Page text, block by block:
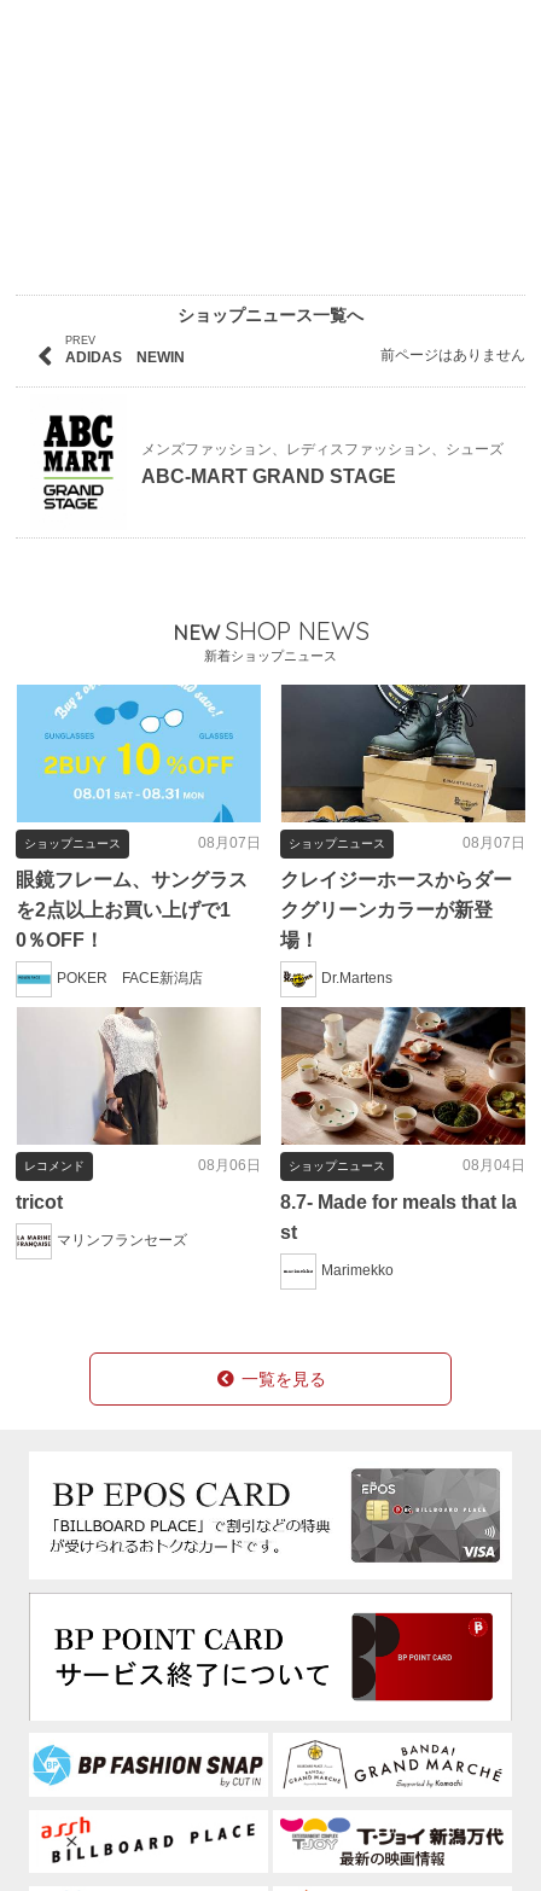
ショップニュース一覧へ
PREV
ADIDAS NEWIN 前ページはありません
メンズファッション、レディスファッション、シューズ
ABC-MART GRAND STAGE
NEW SHOP NEWS
新着ショップニュース
08月07日
ショップニュース
眼鏡フレーム、サングラス
を2点以上お買い上げで1
0％OFF！
POKER FACE新潟店
08月07日
ショップニュース
クレイジーホースからダー
クグリーンカラーが新登
場！
Dr.Martens
08月06日
レコメンド
tricot
マリンフランセーズ
08月04日
ショップニュース
8.7- Made for meals that la
st
Marimekko
一覧を見る